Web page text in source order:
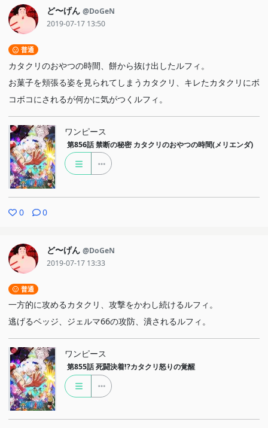
ど〜げん @DoGeN
2019-07-17 13:50
普通
カタクリのおやつの時間、餅から抜け出したルフィ。
お菓子を頬張る姿を見られてしまうカタクリ、キレたカタクリにボ
コボコにされるが何かに気がつくルフィ。
ワンピース
第856話 禁断の秘密 カタクリのおやつの時間(メリエンダ)
0 0
ど〜げん @DoGeN
2019-07-17 13:33
普通
一方的に攻めるカタクリ、攻撃をかわし続けるルフィ。
逃げるベッジ、ジェルマ66の攻防、潰されるルフィ。
ワンピース
第855話 死闘決着!?カタクリ怒りの覚醒